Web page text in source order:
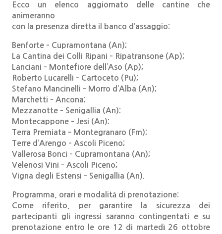
Ecco un elenco aggiornato delle cantine che
animeranno
con la presenza diretta il banco d’assaggio:
Benforte – Cupramontana (An);
La Cantina dei Colli Ripani – Ripatransone (Ap);
Lanciani – Montefiore dell’Aso (Ap);
Roberto Lucarelli – Cartoceto (Pu);
Stefano Mancinelli – Morro d’Alba (An);
Marchetti – Ancona;
Mezzanotte – Senigallia (An);
Montecappone – Jesi (An);
Terra Premiata – Montegranaro (Fm);
Terre d’Arengo – Ascoli Piceno;
Vallerosa Bonci – Cupramontana (An);
Velenosi Vini – Ascoli Piceno;
Vigna degli Estensi – Senigallia (An).
Programma, orari e modalità di prenotazione:
Come riferito, per garantire la sicurezza dei
partecipanti gli ingressi saranno contingentati e su
prenotazione entro le ore 12 di martedì 26 ottobre